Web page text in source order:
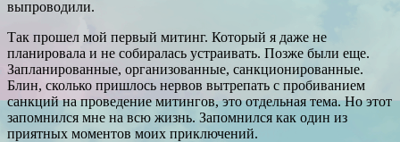
выпроводили.
Так прошел мой первый митинг. Который я даже не
планировала и не собиралась устраивать. Позже были еще.
Запланированные, организованные, санкционированные.
Блин, сколько пришлось нервов вытрепать с пробиванием
санкций на проведение митингов, это отдельная тема. Но этот
запомнился мне на всю жизнь. Запомнился как один из
приятных моментов моих приключений.